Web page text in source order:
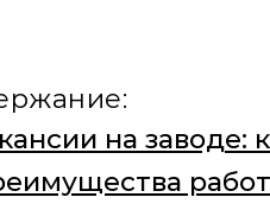
на заводе: